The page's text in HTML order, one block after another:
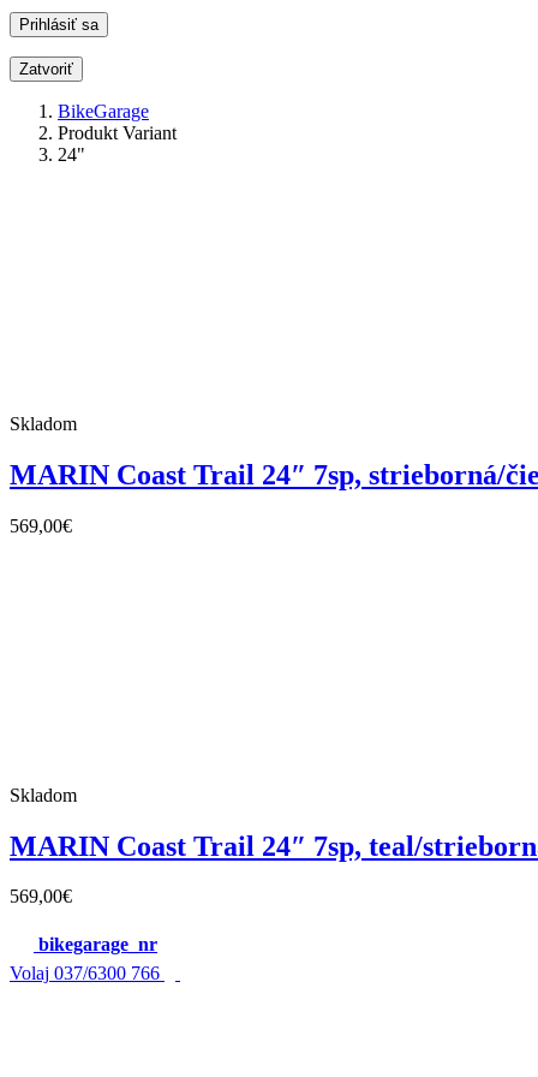
Zatvoriť
BikeGarage
Produkt Variant
24"
Skladom
MARIN Coast Trail 24″ 7sp, strieborná/
569,00€
Skladom
MARIN Coast Trail 24″ 7sp, teal/
569,00€
bikegarage_nr
Volaj 037/6300 766